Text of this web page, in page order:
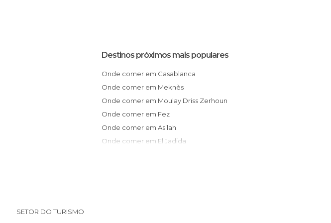
Destinos próximos mais populares
Onde comer em Casablanca
Onde comer em Meknès
Onde comer em Moulay Driss Zerhoun
Onde comer em Fez
Onde comer em Asilah
Onde comer em El Jadida
SETOR DO TURISMO